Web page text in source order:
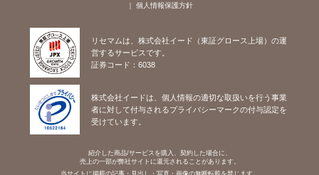
個人情報保護方針
リセマムは、株式会社イード（東証グロース上場）の運
営するサービスです。
証券コード：6038
株式会社イードは、個人情報の適切な取扱いを行う事業
者に対して付与されるプライバシーマークの付与認定を
受けています。
紹介した商品/サービスを購入、契約した場合に、
売上の一部が弊社サイトに還元されることがあります。